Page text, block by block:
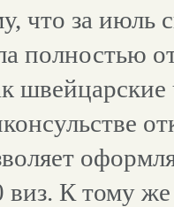
что за июль
полностью
виз. К тому